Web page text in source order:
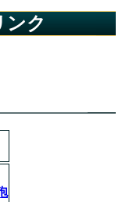
ンク